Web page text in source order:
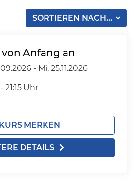
SORTIEREN NACH...
Anfang an
- Mi. 25.11.2026
21:15 Uhr
MERKEN
DETAILS